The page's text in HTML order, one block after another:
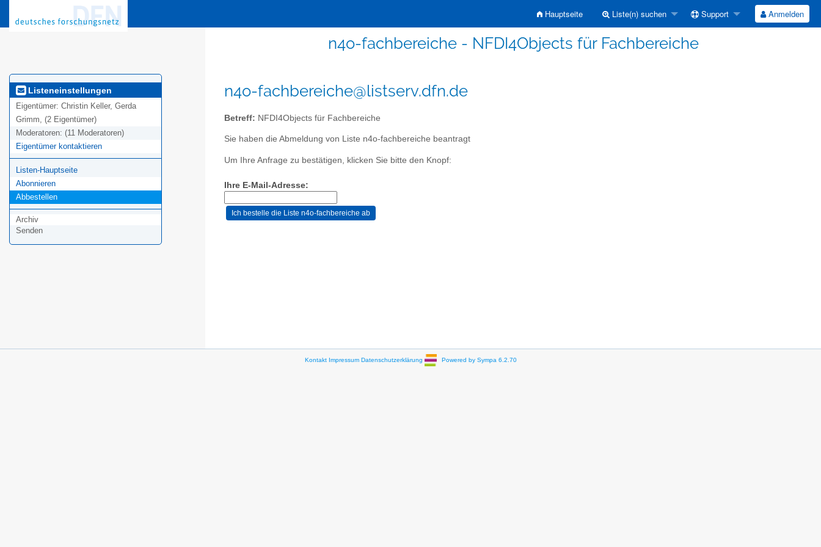
Hauptseite Liste(n) suchen Support Anmelden
n4o-fachbereiche - NFDI4Objects für Fachbereiche
Listeneinstellungen
Eigentümer: Christin Keller, Gerda
Grimm, (2 Eigentümer)
Moderatoren: (11 Moderatoren)
Eigentümer kontaktieren
Listen-Hauptseite
Abonnieren
Abbestellen
Archiv
Senden
n4o-fachbereiche@listserv.dfn.de
Betreff: NFDI4Objects für Fachbereiche
Sie haben die Abmeldung von Liste n4o-fachbereiche beantragt
Um Ihre Anfrage zu bestätigen, klicken Sie bitte den Knopf:
Ihre E-Mail-Adresse:
Kontakt Impressum Datenschutzerklärung Powered by Sympa 6.2.70